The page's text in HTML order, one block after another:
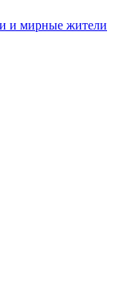
и мирные жители